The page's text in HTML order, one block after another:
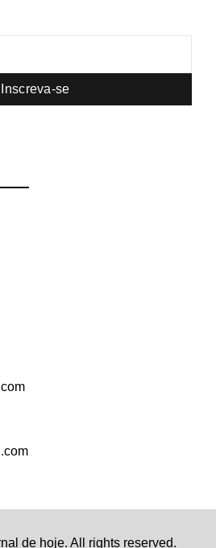
Inscreva-se
de hoje. All rights reserved.